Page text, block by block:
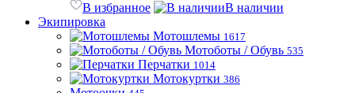
В избранное
В наличии
Экипировка
Мотошлемы 1617
Мотоботы / Обувь 535
Перчатки 1014
Мотокуртки 386